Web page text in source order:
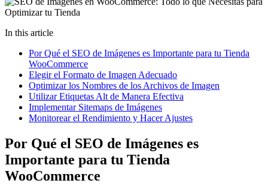
In this article
Por Qué el SEO de Imágenes es Importante para tu Tienda
WooCommerce
Elegir el Formato de Imagen Adecuado
Optimizar los Nombres de los Archivos de Imagen
Utilizar Etiquetas Alt de Manera Efectiva
Implementar Sitemaps de Imágenes
Monitorear el Rendimiento y Hacer Ajustes
Por Qué el SEO de Imágenes es
Importante para tu Tienda
WooCommerce